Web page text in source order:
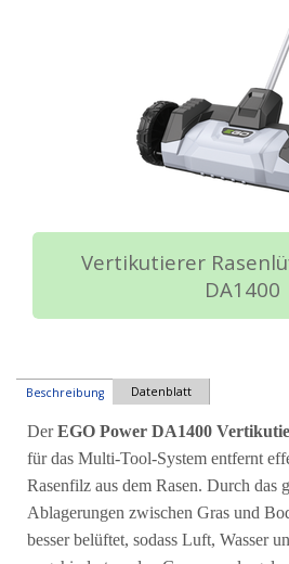
Vertikutierer
DA1400
Beschreibung Datenblatt
Der EGO Power DA1400
für das Multi-Tool-System entfernt
Rasenfilz aus dem Rasen. Durch das
Ablagerungen zwischen Gras und
besser belüftet, sodass Luft, Wasser